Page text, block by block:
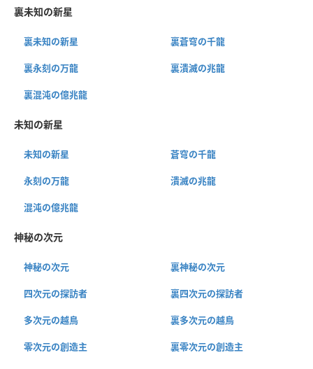
裏未知の新星
裏未知の新星 裏蒼穹の千龍
裏永刻の万龍 裏潰滅の兆龍
裏混沌の億兆龍
未知の新星
未知の新星 蒼穹の千龍
永刻の万龍 潰滅の兆龍
混沌の億兆龍
神秘の次元
神秘の次元 裏神秘の次元
四次元の探訪者 裏四次元の探訪者
多次元の越鳥 裏多次元の越鳥
零次元の創造主 裏零次元の創造主